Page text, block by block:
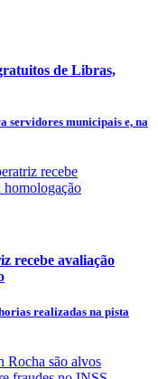
de Libras,
servidores municipais e, na
recebe avaliação
realizadas na pista